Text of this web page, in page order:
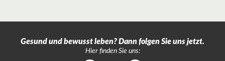
Gesund und bewusst leben? Dann folgen Sie uns jetzt.
Hier finden Sie uns: